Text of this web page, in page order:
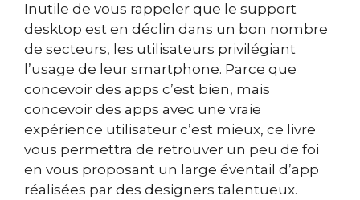
Inutile de vous rappeler que le support
desktop est en déclin dans un bon nombre
de secteurs, les utilisateurs privilégiant
l’usage de leur smartphone. Parce que
concevoir des apps c’est bien, mais
concevoir des apps avec une vraie
expérience utilisateur c’est mieux, ce livre
vous permettra de retrouver un peu de foi
en vous proposant un large éventail d’app
réalisées par des designers talentueux.